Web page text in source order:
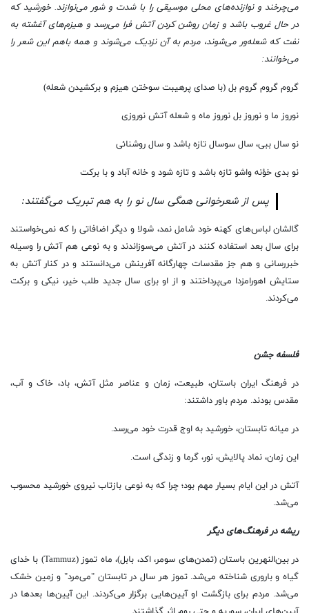
می‌چرخند و نوازنده‌های محلی موسیقی را با شدت و شور می‌نوازند. خورشید که
در حال غروب باشد و زمان روشن کردن آتش فرا می‌رسد و هیزم‌های آغشته به
نفت که شعله‌‌ور می‌شوند، مردم به آن نزدیک می‌‌شوند و همه‌ باهم این شعر را
می‌خوانند:
گروم گروم گروم بل (با صدای پرهیبت سوختن هیزم و برکشیدن شعله)
نوروز ما و نوروز بل نوروز ماه و شعله آتش نوروزی
نو سال ببی، سال سوسال تازه باشد و سال روشنائی
نو بدی خؤنه واشو تازه باشد و تازه شود و خانه آباد و با برکت
پس از شعرخوانی همگی سال نو را به هم تبریک می‌گفتند:
گالشان لباس‌های کهنه خود شامل نمد، شولا و دیگر اضافاتی را که نمی‌خواستند
برای سال بعد استفاده کنند در آتش می‌سوزاندند و به نوعی هم آتش را وسیله
خبررسانی و هم جز مقدسات چهارگانه آفرینش می‌دانستند و در کنار آتش به
ستایش اهورامزدا می‌پرداختند و از او برای سال جدید طلب خیر، نیکی و برکت
می‌کردند.
فلسفه جشن
در فرهنگ ایران باستان، طبیعت، زمان و عناصر مثل آتش، باد، خاک و آب،
مقدس بودند. مردم باور داشتند:
در میانه تابستان، خورشید به اوج قدرت خود می‌رسد.
این زمان، نماد پالایش، نور، گرما و زندگی است.
آتش در این ایام بسیار مهم بود؛ چرا که به نوعی بازتاب نیروی خورشید محسوب
می‌شد.
ریشه در فرهنگ‌های دیگر
در بین‌النهرین باستان (تمدن‌های سومر، اکد، بابل)، ماه تموز (Tammuz) با خدای
گیاه و باروری شناخته می‌شد. تموز هر سال در تابستان "می‌مرد" و زمین خشک
می‌شد. مردم برای بازگشت او آیین‌هایی برگزار می‌کردند. این آیین‌ها بعدها در